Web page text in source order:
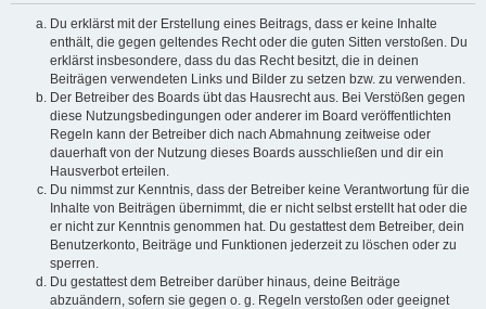
Du erklärst mit der Erstellung eines Beitrags, dass er keine Inhalte
enthält, die gegen geltendes Recht oder die guten Sitten verstoßen. Du
erklärst insbesondere, dass du das Recht besitzt, die in deinen
Beiträgen verwendeten Links und Bilder zu setzen bzw. zu verwenden.
Der Betreiber des Boards übt das Hausrecht aus. Bei Verstößen gegen
diese Nutzungsbedingungen oder anderer im Board veröffentlichten
Regeln kann der Betreiber dich nach Abmahnung zeitweise oder
dauerhaft von der Nutzung dieses Boards ausschließen und dir ein
Hausverbot erteilen.
Du nimmst zur Kenntnis, dass der Betreiber keine Verantwortung für die
Inhalte von Beiträgen übernimmt, die er nicht selbst erstellt hat oder die
er nicht zur Kenntnis genommen hat. Du gestattest dem Betreiber, dein
Benutzerkonto, Beiträge und Funktionen jederzeit zu löschen oder zu
sperren.
Du gestattest dem Betreiber darüber hinaus, deine Beiträge
abzuändern, sofern sie gegen o. g. Regeln verstoßen oder geeignet